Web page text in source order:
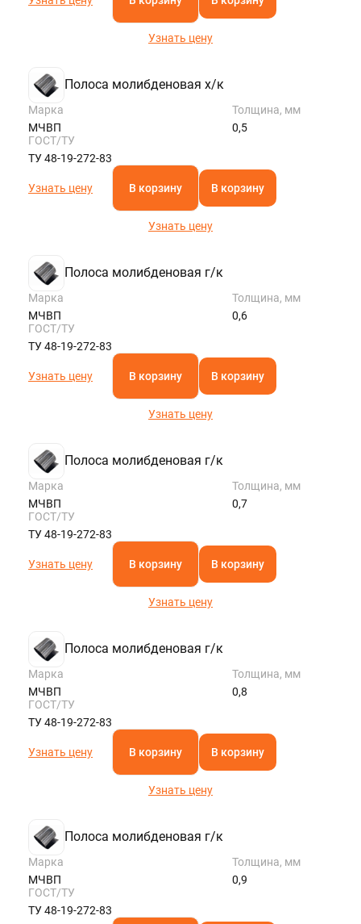
Узнать цену
Полоса молибденовая х/к
Марка
МЧВП
Толщина, мм
0,5
ГОСТ/ТУ
ТУ 48-19-272-83
Узнать цену В корзину В корзину
Узнать цену
Полоса молибденовая г/к
Марка
МЧВП
Толщина, мм
0,6
ГОСТ/ТУ
ТУ 48-19-272-83
Узнать цену В корзину В корзину
Узнать цену
Полоса молибденовая г/к
Марка
МЧВП
Толщина, мм
0,7
ГОСТ/ТУ
ТУ 48-19-272-83
Узнать цену В корзину В корзину
Узнать цену
Полоса молибденовая г/к
Марка
МЧВП
Толщина, мм
0,8
ГОСТ/ТУ
ТУ 48-19-272-83
Узнать цену В корзину В корзину
Узнать цену
Полоса молибденовая г/к
Марка
МЧВП
Толщина, мм
0,9
ГОСТ/ТУ
ТУ 48-19-272-83